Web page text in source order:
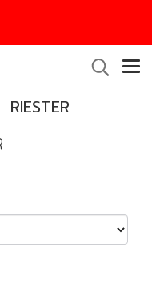
RIESTER